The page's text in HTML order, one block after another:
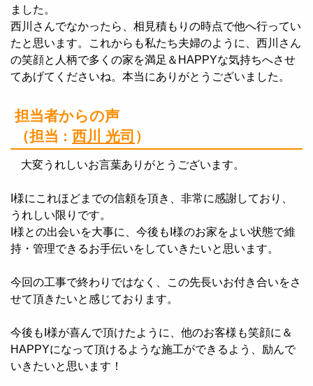
ました。
西川さんでなかったら、相見積もりの時点で他へ行ってい
たと思います。これからも私たち夫婦のように、西川さん
の笑顔と人柄で多くの家を満足＆HAPPYな気持ちへさせ
てあげてくださいね。本当にありがとうございました。
担当者からの声
（担当 :西川 光司 ）
大変うれしいお言葉ありがとうございます。
I様にこれほどまでの信頼を頂き、非常に感謝しており、
うれしい限りです。
I様との出会いを大事に、今後もI様のお家をよい状態で維
持・管理できるお手伝いをしていきたいと思います。
今回の工事で終わりではなく、この先長いお付き合いをさ
せて頂きたいと感じております。
今後もI様が喜んで頂けたように、他のお客様も笑顔に＆
HAPPYになって頂けるような施工ができるよう、励んで
いきたいと思います！